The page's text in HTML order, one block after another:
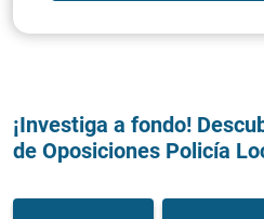
¡Investiga a fondo!
de Oposiciones Policía